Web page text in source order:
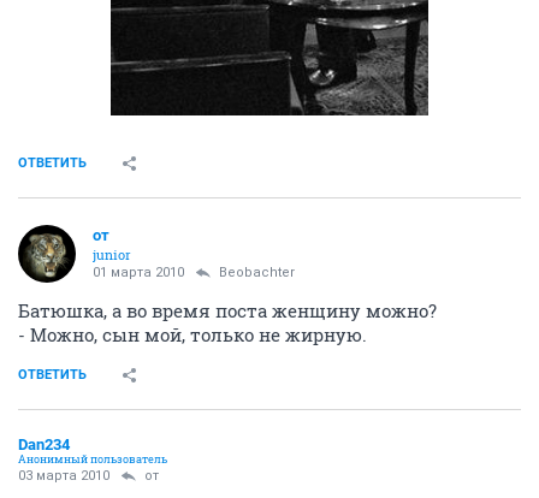
ОТВЕТИТЬ
oт
junior
01 марта 2010 Beobachter
Батюшка, а во время поста женщину можно?
- Можно, сын мой, только не жирную.
ОТВЕТИТЬ
Dan234
Анонимный пользователь
03 марта 2010 oт